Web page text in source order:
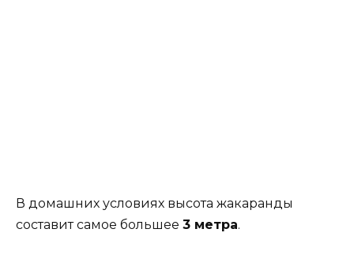
В домашних условиях высота жакаранды
составит самое большее 3 метра.